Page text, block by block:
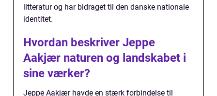
litteratur og har bidraget til den danske nationale
identitet.
Hvordan beskriver Jeppe
Aakjær naturen og landskabet i
sine værker?
Jeppe Aakjær havde en stærk forbindelse til